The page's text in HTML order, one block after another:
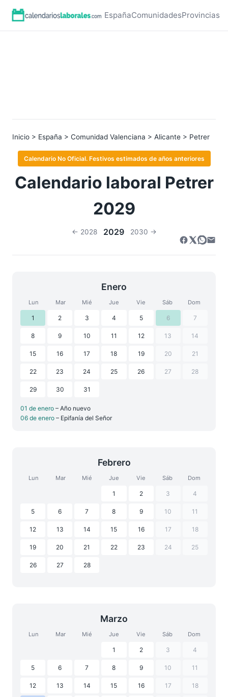
EspañaComunidadesProvincias
Inicio > España > Comunidad Valenciana > Alicante > Petrer
Calendario No Oficial. Festivos estimados de años anteriores
Calendario laboral Petrer
2029
← 2028 2029 2030 →
Enero
Lun Mar Mié Jue Vie Sáb Dom
1 2 3 4 5 6 7
8 9 10 11 12 13 14
15 16 17 18 19 20 21
22 23 24 25 26 27 28
29 30 31
01 de enero – Año nuevo
06 de enero – Epifanía del Señor
Febrero
Lun Mar Mié Jue Vie Sáb Dom
1 2 3 4
5 6 7 8 9 10 11
12 13 14 15 16 17 18
19 20 21 22 23 24 25
26 27 28
Marzo
Lun Mar Mié Jue Vie Sáb Dom
1 2 3 4
5 6 7 8 9 10 11
12 13 14 15 16 17 18